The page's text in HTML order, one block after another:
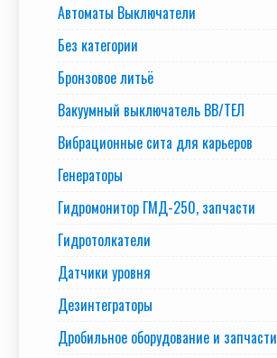
Автоматы Выключатели
Без категории
Бронзовое литьё
Вакуумный выключатель BB/TEЛ
Вибрационные сита для карьеров
Генераторы
Гидромонитор ГМД-250, запчасти
Гидротолкатели
Датчики уровня
Дезинтеграторы
Дробильное оборудование и запчасти